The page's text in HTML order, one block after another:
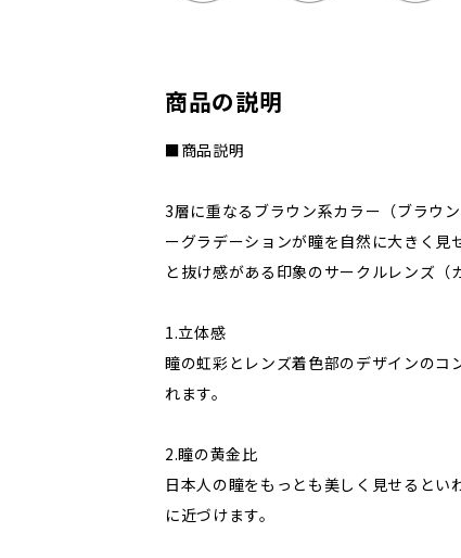
商品の説明
■商品説明
3層に重なるブラウン系カラー（ブラウ
ーグラデーションが瞳を自然に大きく見
と抜け感がある印象のサークルレンズ（
1.立体感
瞳の虹彩とレンズ着色部のデザインのコ
れます。
2.瞳の黄金比
日本人の瞳をもっとも美しく見せるとい
に近づけます。